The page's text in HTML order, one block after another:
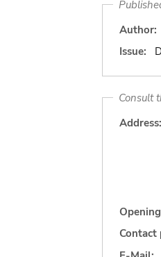
Author:
Issue:
Consult
Address:
Contact